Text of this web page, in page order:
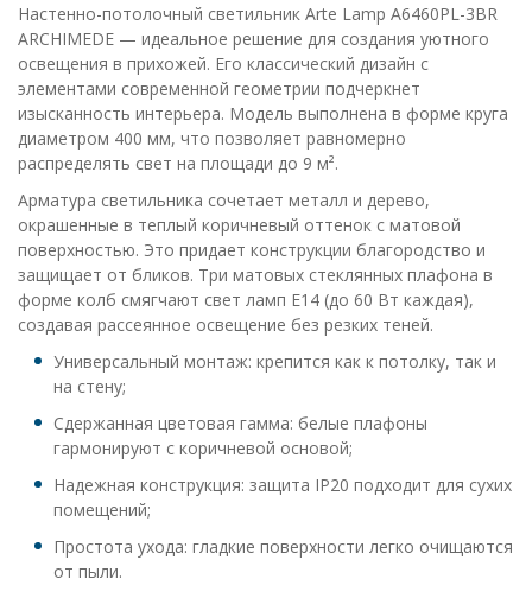
Настенно-потолочный светильник Arte Lamp A6460PL-3BR
ARCHIMEDE — идеальное решение для создания уютного
освещения в прихожей. Его классический дизайн с
элементами современной геометрии подчеркнет
изысканность интерьера. Модель выполнена в форме круга
диаметром 400 мм, что позволяет равномерно
распределять свет на площади до 9 м².
Арматура светильника сочетает металл и дерево,
окрашенные в теплый коричневый оттенок с матовой
поверхностью. Это придает конструкции благородство и
защищает от бликов. Три матовых стеклянных плафона в
форме колб смягчают свет ламп E14 (до 60 Вт каждая),
создавая рассеянное освещение без резких теней.
Универсальный монтаж: крепится как к потолку, так и
на стену;
Сдержанная цветовая гамма: белые плафоны
гармонируют с коричневой основой;
Надежная конструкция: защита IP20 подходит для сухих
помещений;
Простота ухода: гладкие поверхности легко очищаются
от пыли.